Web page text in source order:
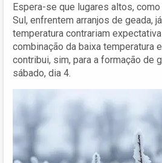
Espera-se que lugares altos,
Sul, enfrentem arranjos de geada,
temperatura contrariam
combinação da baixa temperatura
contribui, sim, para a formação de
sábado, dia 4.